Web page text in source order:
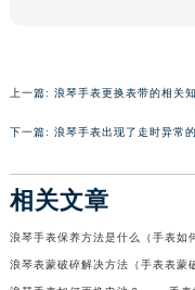
上一篇: 浪琴手表更换表带的相关
下一篇: 浪琴手表出现了走时异常
相关文章
浪琴手表保养方法是什么（手表如